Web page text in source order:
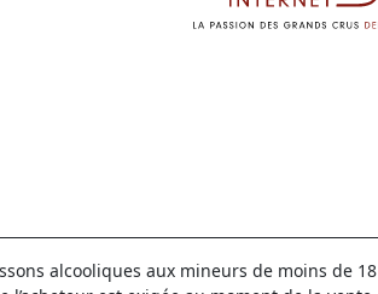
alcooliques aux mineurs de moins de 18